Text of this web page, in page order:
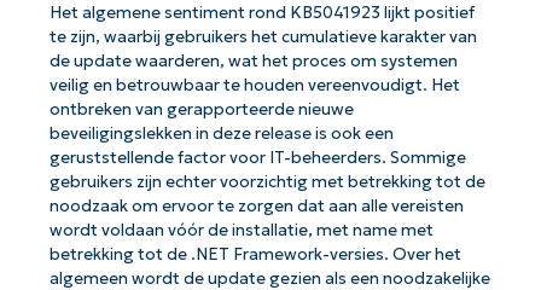
Het algemene sentiment rond KB5041923 lijkt positief
te zijn, waarbij gebruikers het cumulatieve karakter van
de update waarderen, wat het proces om systemen
veilig en betrouwbaar te houden vereenvoudigt. Het
ontbreken van gerapporteerde nieuwe
beveiligingslekken in deze release is ook een
geruststellende factor voor IT-beheerders. Sommige
gebruikers zijn echter voorzichtig met betrekking tot de
noodzaak om ervoor te zorgen dat aan alle vereisten
wordt voldaan vóór de installatie, met name met
betrekking tot de .NET Framework-versies. Over het
algemeen wordt de update gezien als een noodzakelijke